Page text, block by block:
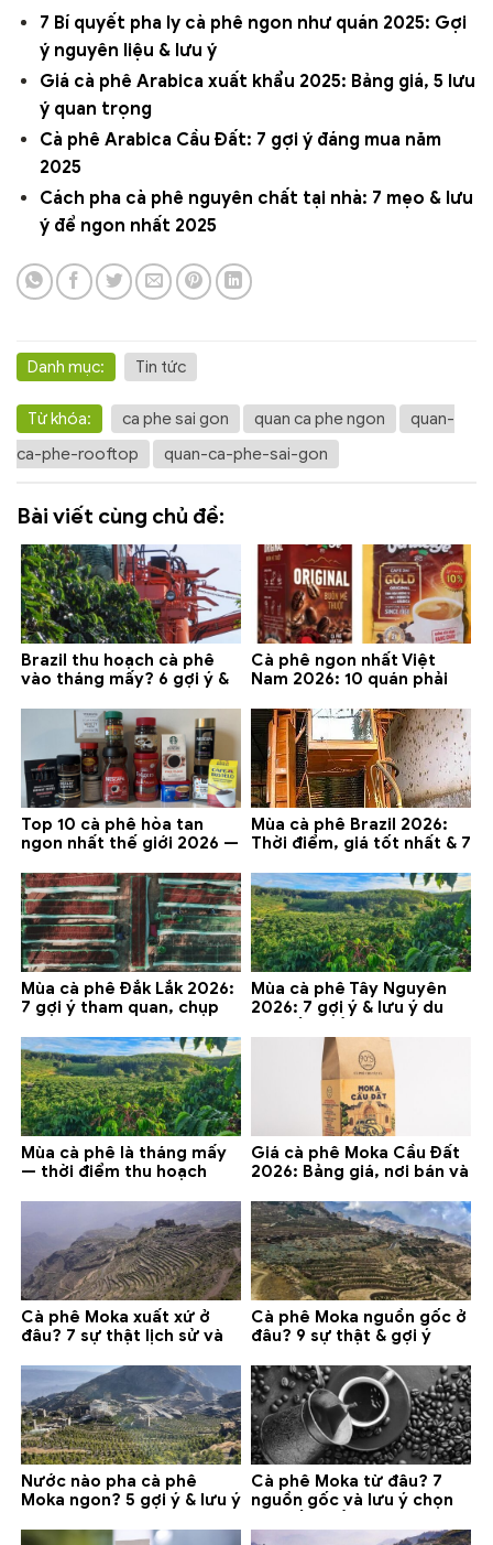
7 Bí quyết pha ly cà phê ngon như quán 2025: Gợi
ý nguyên liệu & lưu ý
Giá cà phê Arabica xuất khẩu 2025: Bảng giá, 5 lưu
ý quan trọng
Cà phê Arabica Cầu Đất: 7 gợi ý đáng mua năm
2025
Cách pha cà phê nguyên chất tại nhà: 7 mẹo & lưu
ý để ngon nhất 2025
Danh mục: Tin tức
Từ khóa: ca phe sai gon quan ca phe ngon
quan-
ca-phe-rooftop
quan-ca-phe-sai-gon
Bài viết cùng chủ đề:
Brazil thu hoạch cà phê
vào tháng mấy? 6 gợi ý &
Cà phê ngon nhất Việt
Nam 2026: 10 quán phải
Lạt
Top 10 cà phê hòa tan
ngon nhất thế giới 2026 —
Mùa cà phê Brazil 2026:
Thời điểm, giá tốt nhất & 7
Mùa cà phê Đắk Lắk 2026:
7 gợi ý tham quan, chụp
Mùa cà phê Tây Nguyên
2026: 7 gợi ý & lưu ý du
Mùa cà phê là tháng mấy
— thời điểm thu hoạch
Giá cà phê Moka Cầu Đất
2026: Bảng giá, nơi bán và
Cà phê Moka xuất xứ ở
đâu? 7 sự thật lịch sử và
Cà phê Moka nguồn gốc ở
đâu? 9 sự thật & gợi ý
Nước nào pha cà phê
Moka ngon? 5 gợi ý & lưu ý
Cà phê Moka từ đâu? 7
nguồn gốc và lưu ý chọn